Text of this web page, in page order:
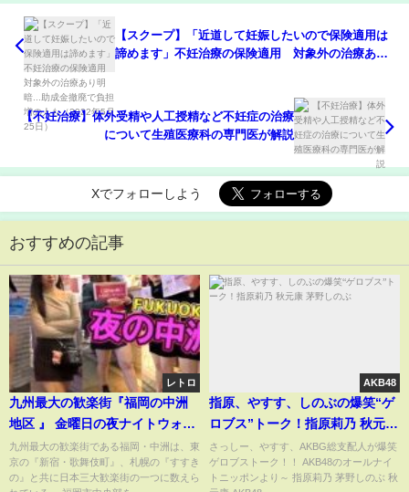
【スクープ】「近道して妊娠したいので保険適用は
諦めます」不妊治療の保険適用 対象外の治療あり
【不妊治療】体外受精や人工授精など不妊症の治療
について生殖医療科の専門医が解説
Xでフォローしよう
おすすめの記事
レトロ
九州最大の歓楽街『福岡の中洲
地区 』 金曜日の夜ナイトウォー
ク
九州最大の歓楽街である福岡・中洲は、東
京の『新宿・歌舞伎町』、札幌の『すすき
の』と共に日本三大歓楽街の一つに数えら
AKB48
指原、やすす、しのぶの爆笑“ゲ
ロブス”トーク！指原莉乃 秋元康
茅野しのぶ
さっしー、やすす、AKBG総支配人が爆笑
ゲロブストーク！！ AKB48のオールナイ
トニッポンより～ 指原莉乃 茅野しのぶ 秋